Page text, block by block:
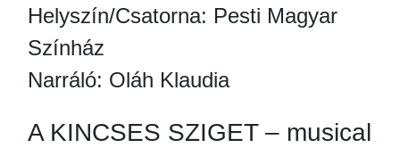
Helyszín/Csatorna: Pesti Magyar
Színház
Narráló: Oláh Klaudia
A KINCSES SZIGET – musical